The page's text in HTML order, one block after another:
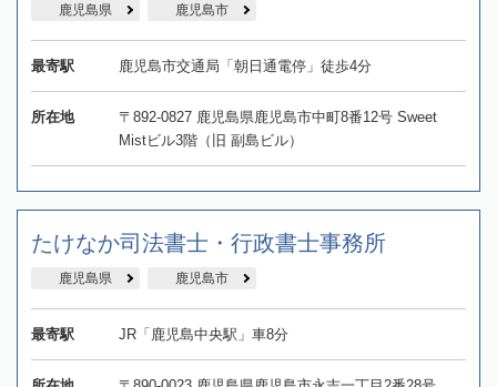
鹿児島県 鹿児島市
最寄駅 鹿児島市交通局「朝日通電停」徒歩4分
所在地
〒892-0827 鹿児島県鹿児島市中町8番12号 Sweet
Mistビル3階（旧 副島ビル）
たけなか司法書士・行政書士事務所
鹿児島県 鹿児島市
最寄駅 JR「鹿児島中央駅」車8分